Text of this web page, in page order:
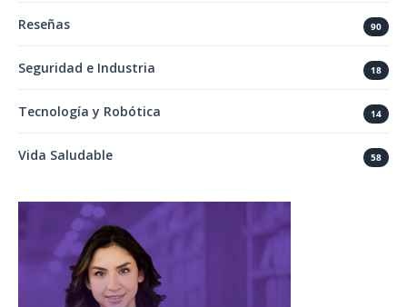
Reseñas 90
Seguridad e Industria 18
Tecnología y Robótica 14
Vida Saludable 58